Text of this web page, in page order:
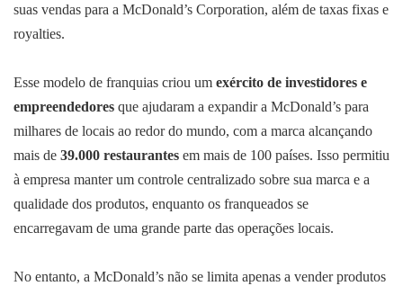
suas vendas para a McDonald’s Corporation, além de taxas fixas e
royalties.
Esse modelo de franquias criou um exército de investidores e
empreendedores que ajudaram a expandir a McDonald’s para
milhares de locais ao redor do mundo, com a marca alcançando
mais de 39.000 restaurantes em mais de 100 países. Isso permitiu
à empresa manter um controle centralizado sobre sua marca e a
qualidade dos produtos, enquanto os franqueados se
encarregavam de uma grande parte das operações locais.
No entanto, a McDonald’s não se limita apenas a vender produtos